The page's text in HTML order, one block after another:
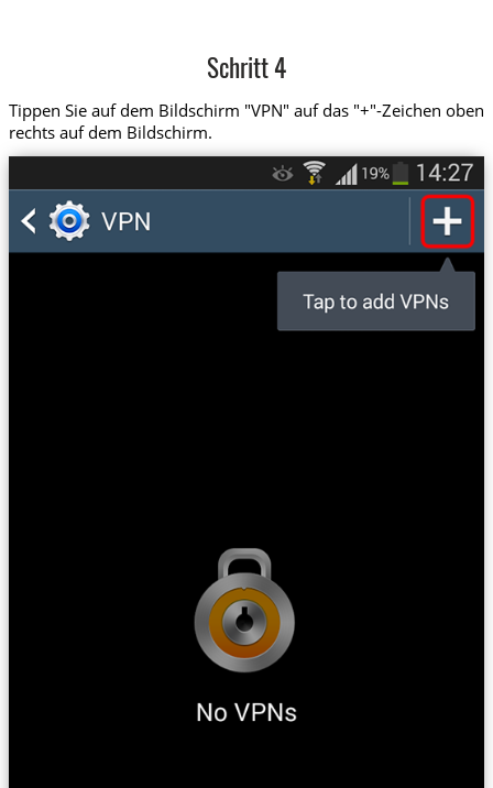
Schritt 4
Tippen Sie auf dem Bildschirm "VPN" auf das "+"-Zeichen oben
rechts auf dem Bildschirm.